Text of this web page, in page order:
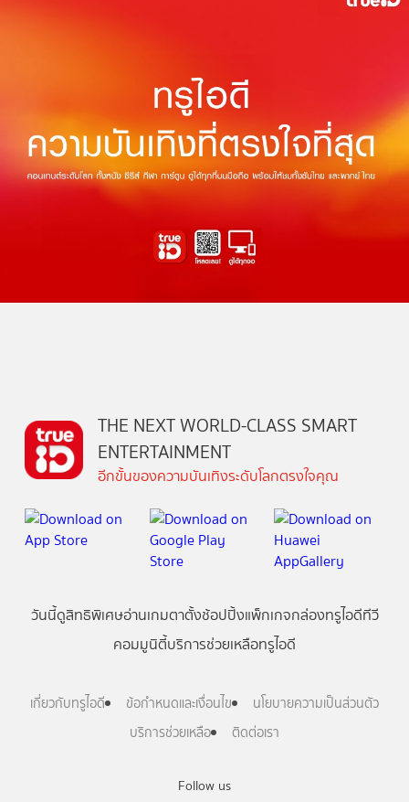
Follow us
THE NEXT WORLD-CLASS SMART
ENTERTAINMENT
อีกขั้นของความบันเทิงระดับโลกตรงใจคุณ
วันนี้ดูสิทธิพิเศษอ่านเกมตาตั้งช้อปปิ้งแพ็กเกจกล่องทรูไอดีทีวี
คอมมูนิตี้บริการช่วยเหลือทรูไอดี
เกี่ยวกับทรูไอดี ข้อกำหนดและเงื่อนไข
นโยบายความเป็นส่วนตัว
บริการช่วยเหลือ
ติดต่อเรา